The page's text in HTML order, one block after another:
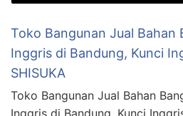
Toko Bangunan Jual Bahan
Inggris di Bandung, Kunci
SHISUKA
Toko Bangunan Jual Bahan